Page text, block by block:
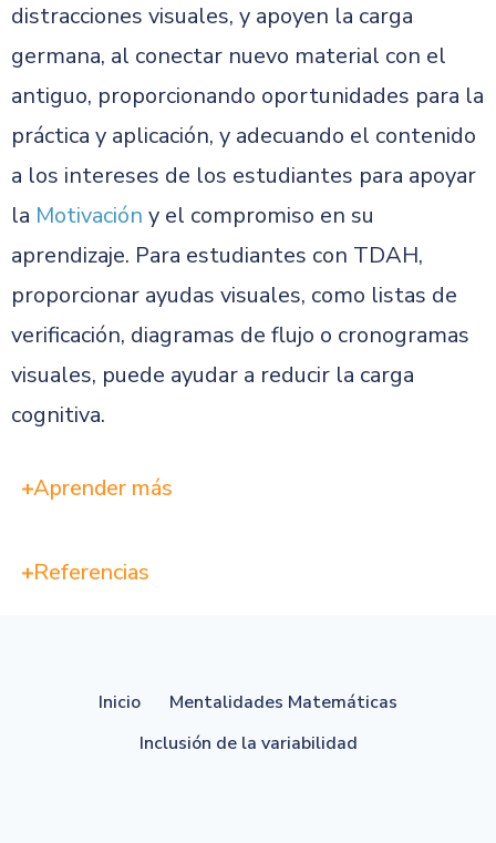
distracciones visuales, y apoyen la carga
germana, al conectar nuevo material con el
antiguo, proporcionando oportunidades para la
práctica y aplicación, y adecuando el contenido
a los intereses de los estudiantes para apoyar
la Motivación y el compromiso en su
aprendizaje. Para estudiantes con TDAH,
proporcionar ayudas visuales, como listas de
verificación, diagramas de flujo o cronogramas
visuales, puede ayudar a reducir la carga
cognitiva.
Aprender más
Referencias
Inicio
Mentalidades Matemáticas
Inclusión de la variabilidad